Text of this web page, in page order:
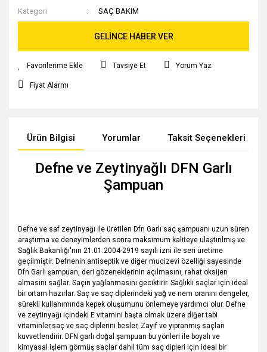
Kategori SAÇ BAKIM
GELİNCE HABER VER
Tavsiye Et Yorum Yaz
Fiyat Alarmı
Ürün Bilgisi Yorumlar Taksit Seçenekleri
Defne ve Zeytinyağlı DFN Garlı
Şampuan
Defne ve saf zeytinyağı ile üretilen Dfn Garlı saç şampuanı uzun süren
araştırma ve deneyimlerden sonra maksimum kaliteye ulaştırılmış ve
Sağlık Bakanlığı'nın 21.01.2004-2919 sayılı izni ile seri üretime
geçilmiştir. Defnenin antiseptik ve diğer mucizevi özelliği sayesinde
Dfn Garlı şampuan, deri gözeneklerinin açılmasını, rahat oksijen
almasını sağlar. Saçın yağlanmasını geciktirir. Sağlıklı saçlar için ideal
bir ortam hazırlar. Saç ve saç diplerindeki yağ ve nem oranını dengeler,
sürekli kullanımında kepek oluşumunu önlemeye yardımcı olur. Defne
ve zeytinyağı içindeki E vitamini başta olmak üzere diğer tabi
vitaminler,saç ve saç diplerini besler, Zayıf ve yıpranmış saçları
kuvvetlendirir. DFN garlı doğal şampuan bu yönleri ile boyalı ve
kimyasal işlem görmüş saçlar dahil tüm saç dipleri için ideal bir